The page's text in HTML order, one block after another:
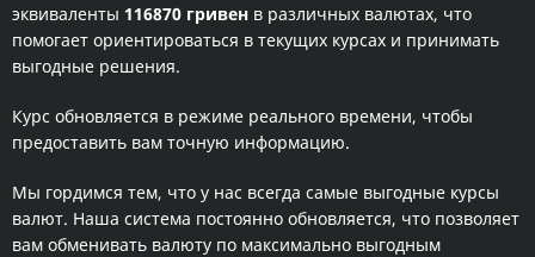
эквиваленты 116870 гривен в различных валютах, что
помогает ориентироваться в текущих курсах и принимать
выгодные решения.
Курс обновляется в режиме реального времени, чтобы
предоставить вам точную информацию.
Мы гордимся тем, что у нас всегда самые выгодные курсы
валют. Наша система постоянно обновляется, что позволяет
вам обменивать валюту по максимально выгодным